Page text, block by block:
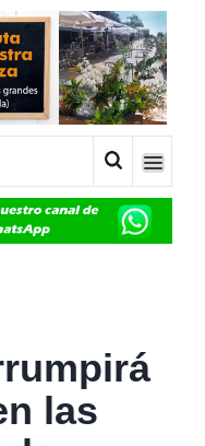
las